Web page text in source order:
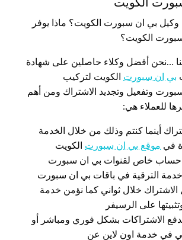
الكويت
بي ان سبورت الكويت؟ ماذا يوفر
الكويت؟
…نحن أفضل وكلاء حاصلين على شهادة
بي ان سبورت الكويت لتركيب
وتفعيل وتجديد الاشتراك ومن أهم
للعملاء هي:
أينما كنتم وذلك من خلال الخدمة
في موقع بي ان سبورت الكويت
حساب خاص لقنوات بي ان سبورت
خدمة الترقية في باقات بي ان سبورت
خلال ثواني كما نؤمن خدمة
على الرسيفر
الاشتراكات بشكل فوري ومباشر أو
في خدمة اون لاين عن